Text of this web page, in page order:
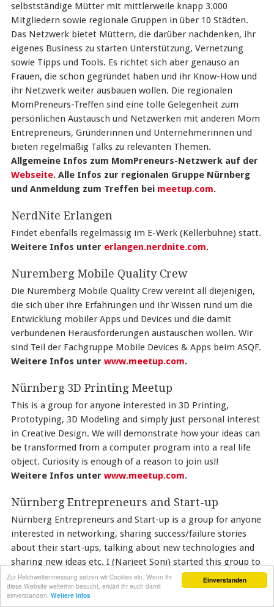
Einverstanden
Zur Reichweitenmessung setzen wir Cookies ein. Wenn ihr
diese Website weiterhin besucht, erklärt ihr euch damit
einverstanden. Weitere Infos
selbstständige Mütter mit mittlerweile knapp 3.000
Mitgliedern sowie regionale Gruppen in über 10 Städten.
Das Netzwerk bietet Müttern, die darüber nachdenken, ihr
eigenes Business zu starten Unterstützung, Vernetzung
sowie Tipps und Tools. Es richtet sich aber genauso an
Frauen, die schon gegründet haben und ihr Know-How und
ihr Netzwerk weiter ausbauen wollen. Die regionalen
MomPreneurs-Treffen sind eine tolle Gelegenheit zum
persönlichen Austausch und Netzwerken mit anderen Mom
Entrepreneurs, Gründerinnen und Unternehmerinnen und
bieten regelmäßig Talks zu relevanten Themen.
Allgemeine Infos zum MomPreneurs-Netzwerk auf der
Webseite. Alle Infos zur regionalen Gruppe Nürnberg
und Anmeldung zum Treffen bei meetup.com.
NerdNite Erlangen
Findet ebenfalls regelmässig im E-Werk (Kellerbühne) statt.
Weitere Infos unter erlangen.nerdnite.com.
Nuremberg Mobile Quality Crew
Die Nuremberg Mobile Quality Crew vereint all diejenigen,
die sich über ihre Erfahrungen und ihr Wissen rund um die
Entwicklung mobiler Apps und Devices und die damit
verbundenen Herausforderungen austauschen wollen. Wir
sind Teil der Fachgruppe Mobile Devices & Apps beim ASQF.
Weitere Infos unter www.meetup.com.
Nürnberg 3D Printing Meetup
This is a group for anyone interested in 3D Printing,
Prototyping, 3D Modeling and simply just personal interest
in Creative Design. We will demonstrate how your ideas can
be transformed from a computer program into a real life
object. Curiosity is enough of a reason to join us!!
Weitere Infos unter www.meetup.com.
Nürnberg Entrepreneurs and Start-up
Nürnberg Entrepreneurs and Start-up is a group for anyone
interested in networking, sharing success/failure stories
about their start-ups, talking about new technologies and
sharing new ideas etc. I (Narjeet Soni) started this group to
meet other entrepreneurs and technology enthusiasts. It’s
a relaxed opportunity for inspiring entrepreneurs and start
ups as well as investors to meet each other in Nürnberg.